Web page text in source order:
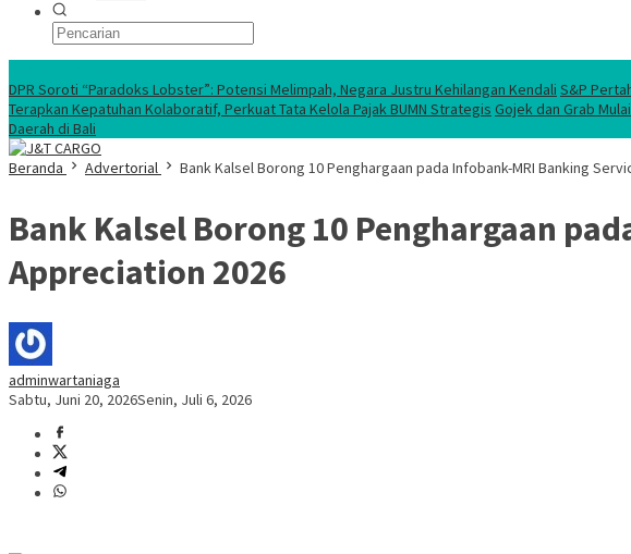
DPR Soroti “Paradoks Lobster”: Potensi Melimpah, Negara Justru Kehilangan Kendali S&P
Terapkan Kepatuhan Kolaboratif, Perkuat Tata Kelola Pajak BUMN Strategis Gojek dan Grab
Daerah di Bali
Beranda
Advertorial Bank Kalsel Borong 10 Penghargaan pada Infobank-MRI Banking
Bank Kalsel Borong 10 Penghargaan
Appreciation 2026
adminwartaniaga
Sabtu, Juni 20, 2026Senin, Juli 6, 2026